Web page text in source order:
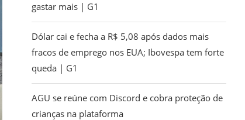
gastar mais | G1
Dólar cai e fecha a R$ 5,08 após dados mais
fracos de emprego nos EUA; Ibovespa tem forte
queda | G1
AGU se reúne com Discord e cobra proteção de
crianças na plataforma